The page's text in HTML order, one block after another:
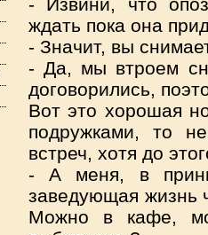
ждать пока она
- Значит, вы
- Да, мы втроем
договорились,
Вот это хорошая
подружками, то
встреч, хотя до
- А меня, в
заведующая жизнь
Можно в кафе,